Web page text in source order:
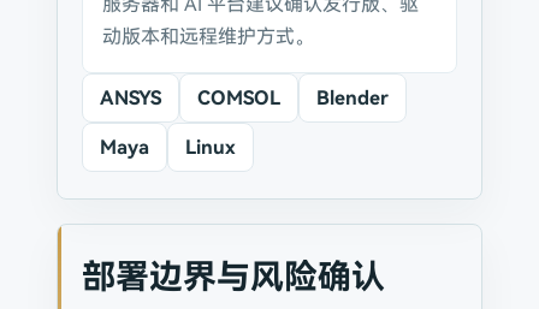
动版本和远程维护方式。
ANSYS COMSOL Blender
Maya Linux
部署边界与风险确认